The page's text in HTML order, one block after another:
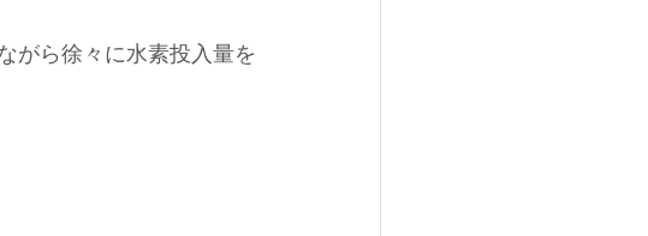
がら徐々に水素投入量を